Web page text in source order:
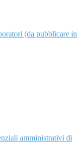
(da pubblicare in
amministrativi di